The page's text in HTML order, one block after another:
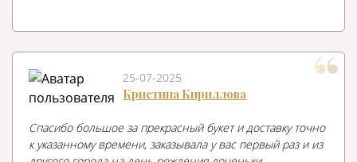
25-07-2025
Кристина Кириллова
Спасибо большое за прекрасный букет и доставку точно
к указанному времени, заказывала у вас первый раз и из